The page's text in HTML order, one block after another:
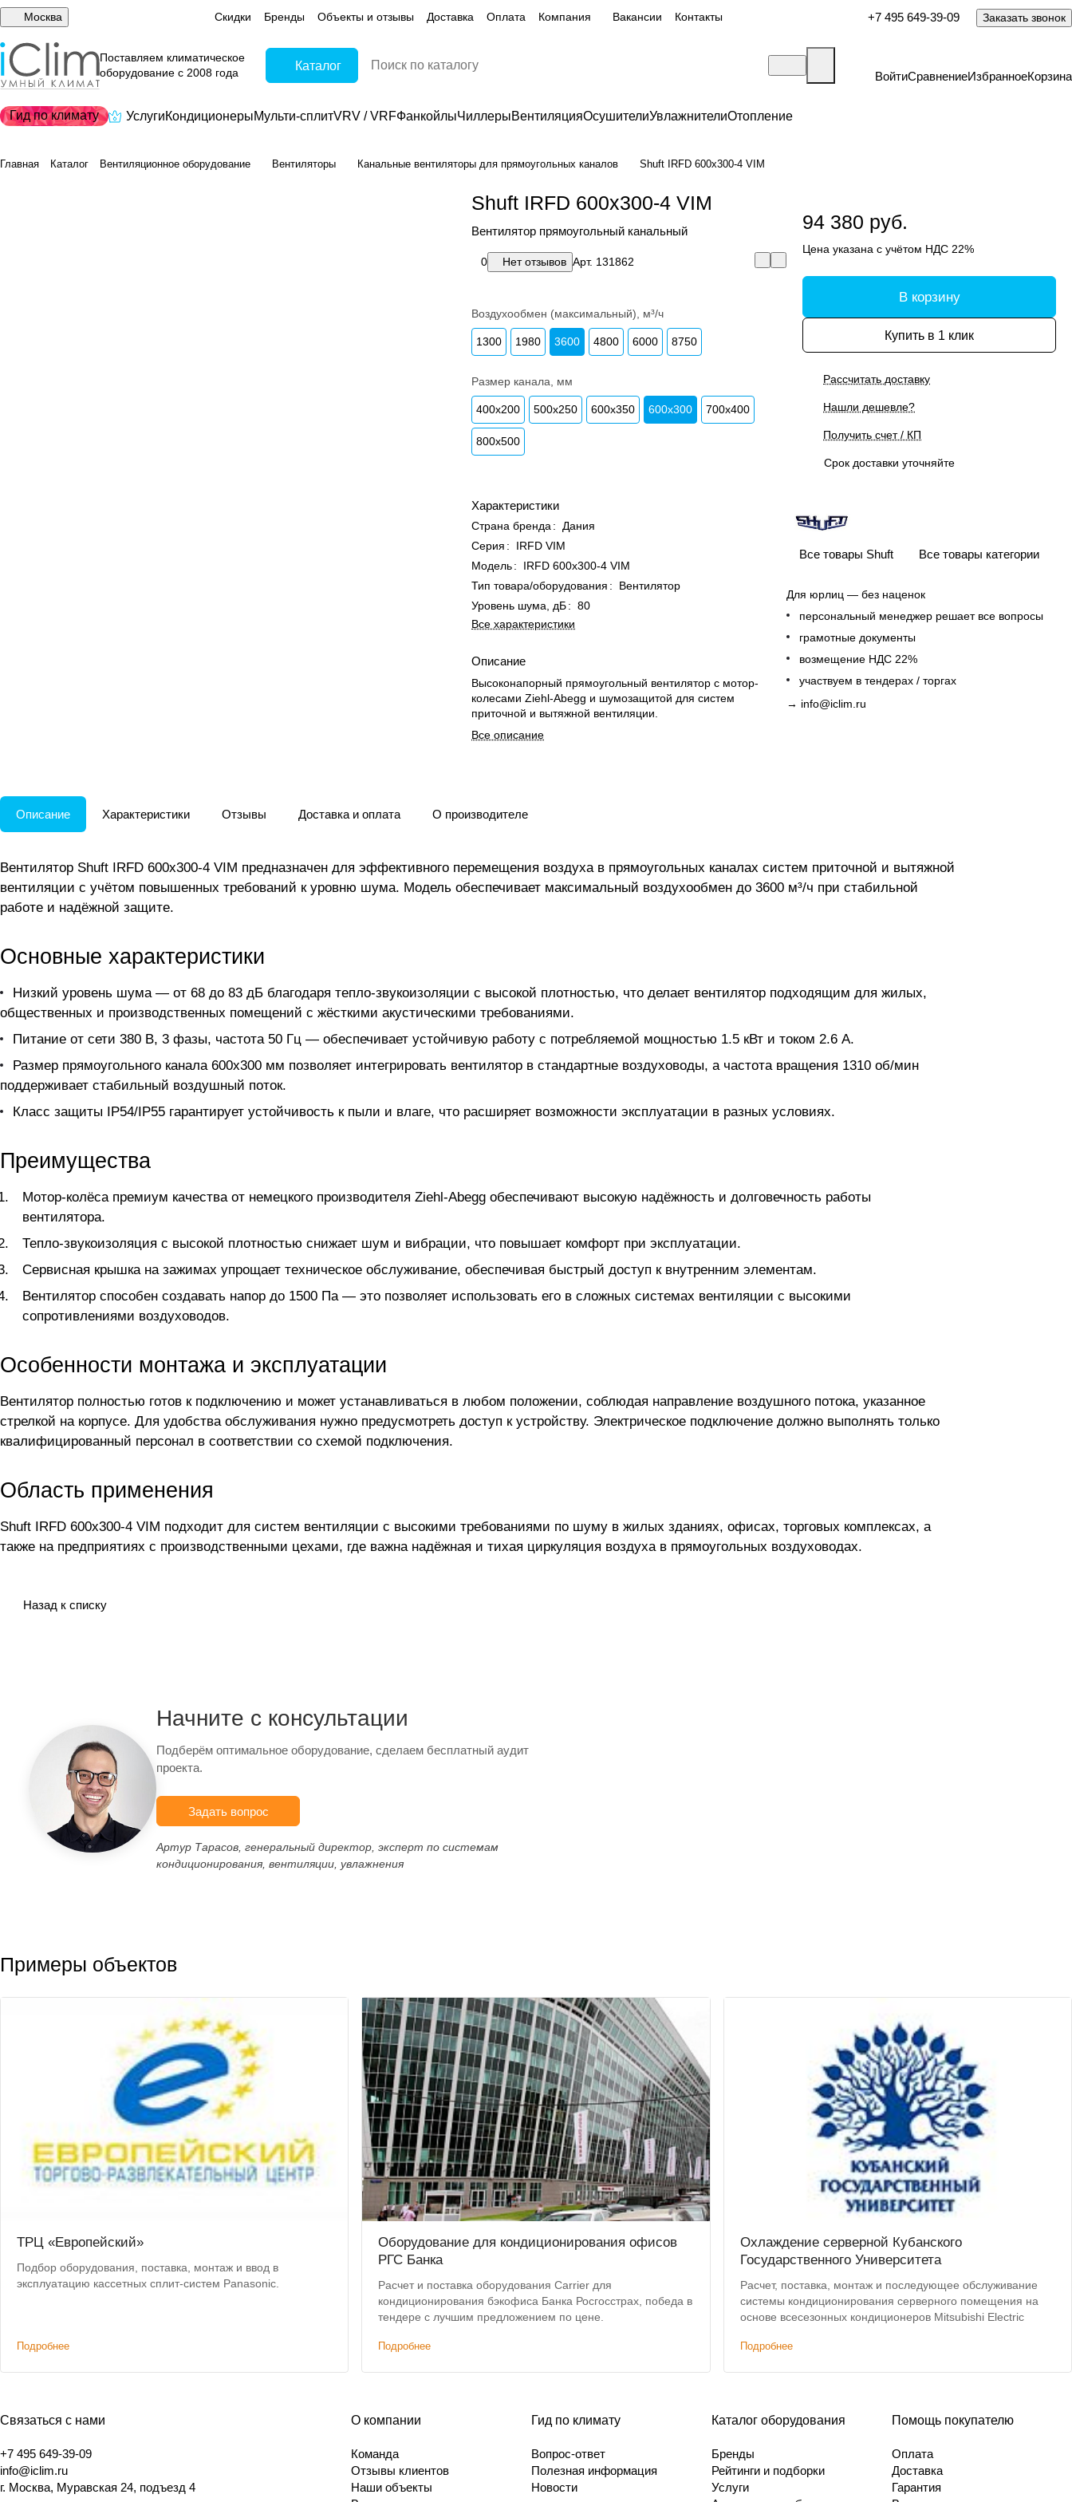
Москва Скидки Бренды Объекты и отзывы Доставка Оплата Компания Вакансии Контакты +7 495 649-39-09 Заказать звонок
Поставляем климатическое
оборудование с 2008 года
Каталог
ВойтиСравнениеИзбранноеКорзина
Гид по климату УслугиКондиционерыМульти-сплитVRV / VRFФанкойлыЧиллерыВентиляцияОсушителиУвлажнителиОтопление
Главная Каталог Вентиляционное оборудование Вентиляторы Канальные вентиляторы для прямоугольных каналов Shuft IRFD 600х300-4 VIM
Shuft IRFD 600х300-4 VIM
Вентилятор прямоугольный канальный
0 Нет отзывов Арт. 131862
Воздухообмен (максимальный), м³/ч
1300 1980 3600 4800 6000 8750
Размер канала, мм
400х200 500x250 600x350 600х300 700x400
800х500
Характеристики
Страна бренда :
Дания
Серия :
IRFD VIM
Модель:
IRFD 600х300-4 VIM
Тип товара/оборудования :
Вентилятор
Уровень шума, дБ: 80
Все характеристики
Описание
Высоконапорный прямоугольный вентилятор с мотор-
колесами Ziehl-Abegg и шумозащитой для систем
приточной и вытяжной вентиляции.
Все описание
94 380 руб.
Цена указана с учётом НДС 22%
В корзину
Купить в 1 клик
Рассчитать доставку
Нашли дешевле?
Получить счет / КП
Срок доставки уточняйте
Все товары Shuft Все товары категории
Для юрлиц — без наценок
персональный менеджер решает все вопросы
грамотные документы
возмещение НДС 22%
участвуем в тендерах / торгах
→ info@iclim.ru
Описание Характеристики Отзывы Доставка и оплата О производителе
Вентилятор Shuft IRFD 600х300-4 VIM предназначен для эффективного перемещения воздуха в прямоугольных каналах систем приточной и вытяжной
вентиляции с учётом повышенных требований к уровню шума. Модель обеспечивает максимальный воздухообмен до 3600 м³/ч при стабильной
работе и надёжной защите.
Основные характеристики
Низкий уровень шума — от 68 до 83 дБ благодаря тепло-звукоизоляции с высокой плотностью, что делает вентилятор подходящим для жилых,
общественных и производственных помещений с жёсткими акустическими требованиями.
Питание от сети 380 В, 3 фазы, частота 50 Гц — обеспечивает устойчивую работу с потребляемой мощностью 1.5 кВт и током 2.6 А.
Размер прямоугольного канала 600х300 мм позволяет интегрировать вентилятор в стандартные воздуховоды, а частота вращения 1310 об/мин
поддерживает стабильный воздушный поток.
Класс защиты IP54/IP55 гарантирует устойчивость к пыли и влаге, что расширяет возможности эксплуатации в разных условиях.
Преимущества
Мотор-колёса премиум качества от немецкого производителя Ziehl-Abegg обеспечивают высокую надёжность и долговечность работы
вентилятора.
Тепло-звукоизоляция с высокой плотностью снижает шум и вибрации, что повышает комфорт при эксплуатации.
Сервисная крышка на зажимах упрощает техническое обслуживание, обеспечивая быстрый доступ к внутренним элементам.
Вентилятор способен создавать напор до 1500 Па — это позволяет использовать его в сложных системах вентиляции с высокими
сопротивлениями воздуховодов.
Особенности монтажа и эксплуатации
Вентилятор полностью готов к подключению и может устанавливаться в любом положении, соблюдая направление воздушного потока, указанное
стрелкой на корпусе. Для удобства обслуживания нужно предусмотреть доступ к устройству. Электрическое подключение должно выполнять только
квалифицированный персонал в соответствии со схемой подключения.
Область применения
Shuft IRFD 600х300-4 VIM подходит для систем вентиляции с высокими требованиями по шуму в жилых зданиях, офисах, торговых комплексах, а
также на предприятиях с производственными цехами, где важна надёжная и тихая циркуляция воздуха в прямоугольных воздуховодах.
Назад к списку
Начните с консультации
Подберём оптимальное оборудование, сделаем бесплатный аудит
проекта.
Задать вопрос
Артур Тарасов, генеральный директор, эксперт по системам
кондиционирования, вентиляции, увлажнения
Примеры объектов
ТРЦ «Европейский»
Подбор оборудования, поставка, монтаж и ввод в
эксплуатацию кассетных сплит-систем Panasonic.
Подробнее
Оборудование для кондиционирования офисов
РГС Банка
Расчет и поставка оборудования Carrier для
кондиционирования бэкофиса Банка Росгосстрах, победа в
тендере с лучшим предложением по цене.
Подробнее
Охлаждение серверной Кубанского
Государственного Университета
Расчет, поставка, монтаж и последующее обслуживание
системы кондиционирования серверного помещения на
основе всесезонных кондиционеров Mitsubishi Electric
Подробнее
Связаться с нами
+7 495 649-39-09
info@iclim.ru
г. Москва, Муравская 24, подъезд 4
О компании
Команда
Отзывы клиентов
Наши объекты
Гид по климату
Вопрос-ответ
Полезная информация
Новости
Каталог оборудования
Бренды
Рейтинги и подборки
Услуги
Помощь покупателю
Оплата
Доставка
Гарантия